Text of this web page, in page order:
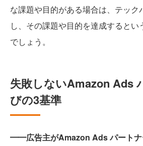
な課題や目的がある場合は、テック
し、その課題や目的を達成するとい
でしょう。
失敗しないAmazon Ads
びの3基準
━━広告主がAmazon Ads パートナ